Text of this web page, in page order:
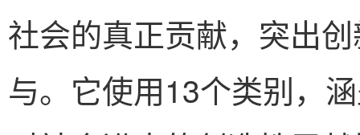
社会的真正贡献，突出
与。它使用13个类别，